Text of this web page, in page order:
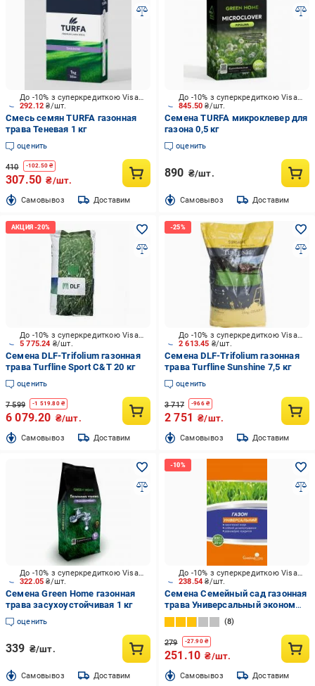
292.12₴/шт.
До -10% з суперкредиткою Visa Вигода
Смесь семян TURFA газонная
трава Теневая 1 кг
оценить
410 -102.50 ₴
307.50 ₴/шт.
Cамовывоз Доставим
845.50₴/шт.
До -10% з суперкредиткою Visa Вигода
Семена TURFA микроклевер для
газона 0,5 кг
оценить
890 ₴/шт.
Cамовывоз Доставим
5 775.24 ₴/шт.
До -10% з суперкредиткою Visa Вигода
Семена DLF-Trifolium газонная
трава Turfline Sport C&T 20 кг
оценить
7 599 -1 519.80₴
6 079.20 ₴/шт.
Cамовывоз Доставим
2 613.45 ₴/шт.
До -10% з суперкредиткою Visa Вигода
Семена DLF-Trifolium газонная
трава Turfline Sunshine 7,5 кг
оценить
3 717 -966₴
2 751 ₴/шт.
Cамовывоз Доставим
322.05₴/шт.
До -10% з суперкредиткою Visa Вигода
Семена Green Home газонная
трава засухоустойчивая 1 кг
оценить
339 ₴/шт.
Cамовывоз Доставим
238.54₴/шт.
До -10% з суперкредиткою Visa Вигода
Семена Семейный сад газонная
трава Универсальный эконом
0,8 кг
8
279 -27.90₴
251.10 ₴/шт.
Cамовывоз Доставим